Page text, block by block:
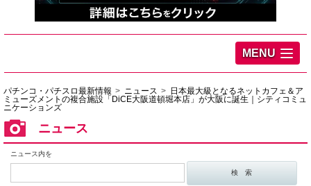
MENU
パチンコ・パチスロ最新情報 ニュース
日本最大級となるネットカフェ＆ア
ミューズメントの複合施設「DiCE大阪道頓堀本店」が大阪に誕生｜シティコミュ
ニケーションズ
ニュース
ニュース内を